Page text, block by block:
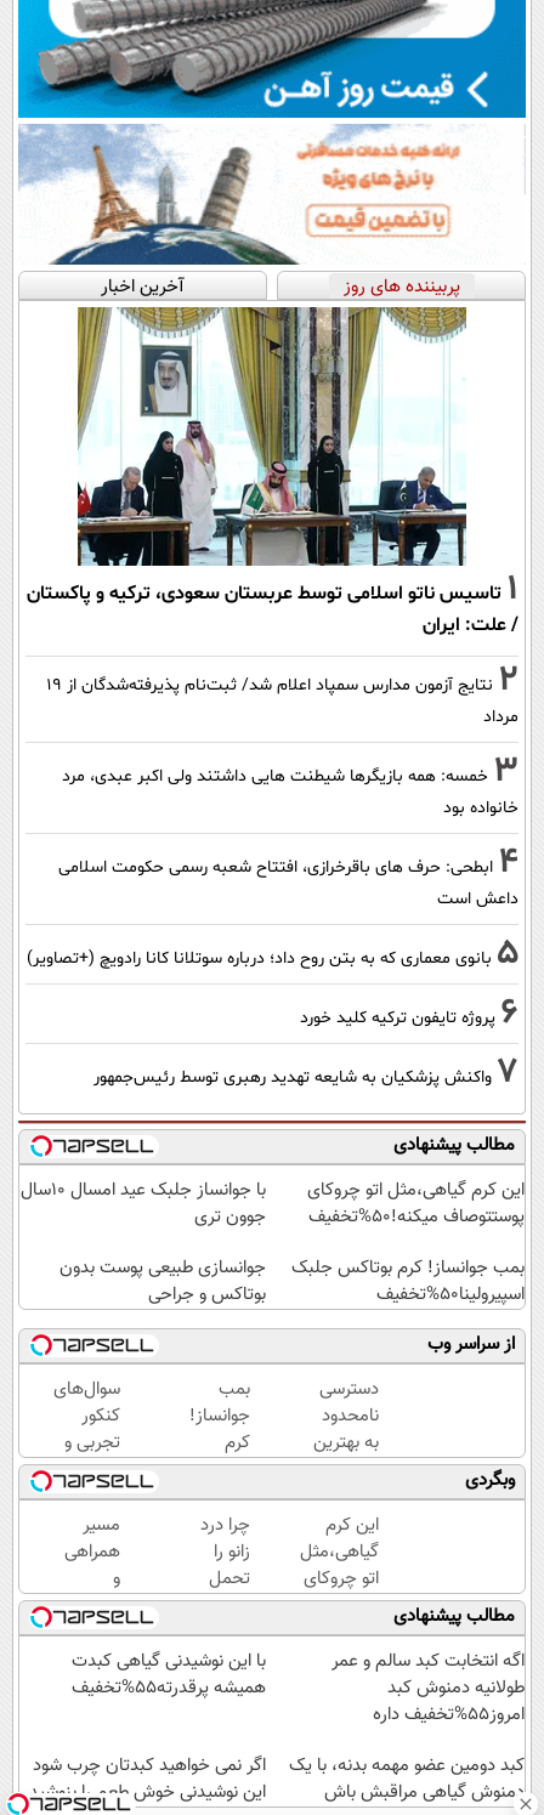
پربیننده های روز آخرین اخبار
1 تاسیس ناتو اسلامی توسط عربستان سعودی، ترکیه و پاکستان
/ علت: ایران
2
نتایج آزمون مدارس سمپاد اعلام شد/ ثبت‌نام پذیرفته‌شدگان از ۱۹
مرداد
3 خمسه: همه بازیگرها شیطنت هایی داشتند ولی اکبر عبدی، مرد
خانواده بود
4 ابطحی: حرف های باقرخرازی، افتتاح شعبه رسمی حکومت اسلامی
داعش است
5 بانوی معماری که به بتن روح داد؛ درباره سوتلانا کانا رادویچ (+تصاویر)
6 پروژه تایفون ترکیه کلید خورد
7 واکنش پزشکیان به شایعه تهدید رهبری توسط رئیس‌جمهور
مطالب پیشنهادی
این کرم گیاهی،مثل اتو چروکای
پوستتوصاف میکنه!50%تخفیف
با جوانساز جلبک عید امسال ۱۰سال
جوون تری
بمب جوانساز! کرم بوتاکس جلبک
اسپیرولینا50%تخفیف
جوانسازی طبیعی پوست بدون
بوتاکس و جراحی
از سراسر وب
دسترسی
نامحدود
به بهترین
آموزش‌ها
تا روز
کنکور
بمب
جوانساز!
کرم
بوتاکس
جلبک
اسپیرولینا50%تخفیف
سوال‌های
کنکور
تجربی و
ریاضی در
پکیج ماز
وبگردی
این کرم
گیاهی،مثل
اتو چروکای
پوستتوصاف
میکنه!50%تخفیف
چرا درد
زانو را
تحمل
می‌کنی؟
خیلی
ساده
درمنزل
مسیر
همراهی
و
گزارش
عملکرد
گروه
اسنپ
مطالب پیشنهادی
اگه انتخابت کبد سالم و عمر
طولانیه دمنوش کبد
امروز55%تخفیف داره
با این نوشیدنی گیاهی کبدت
همیشه پرقدرته55%تخفیف
کبد دومین عضو مهمه بدنه، با یک
دمنوش گیاهی مراقبش باش
اگر نمی خواهید کبدتان چرب شود
این نوشیدنی خوش طعم را بنوشید